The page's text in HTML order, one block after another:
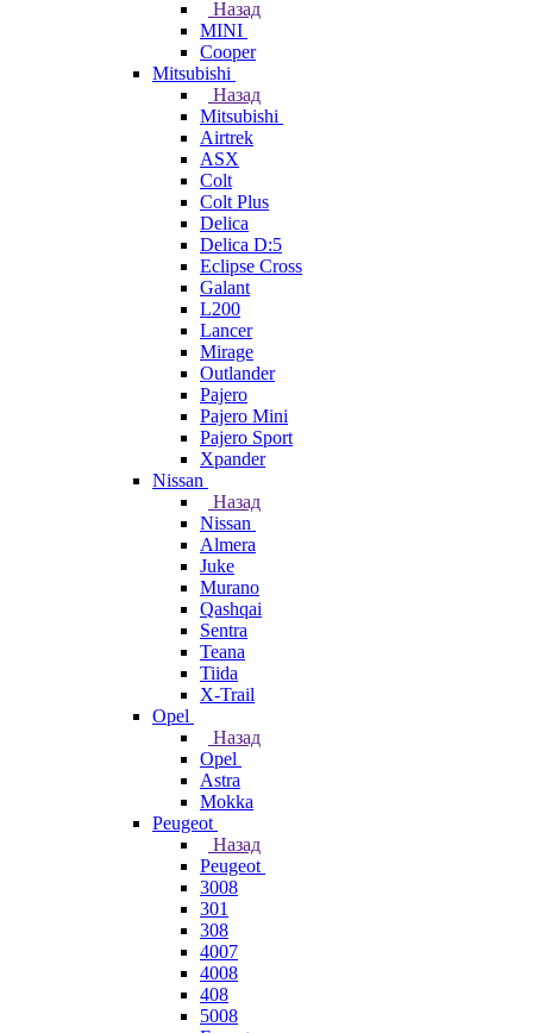
Назад
MINI
Cooper
Mitsubishi
Назад
Mitsubishi
Airtrek
ASX
Colt
Colt Plus
Delica
Delica D:5
Eclipse Cross
Galant
L200
Lancer
Mirage
Outlander
Pajero
Pajero Mini
Pajero Sport
Xpander
Nissan
Назад
Nissan
Almera
Juke
Murano
Qashqai
Sentra
Teana
Tiida
X-Trail
Opel
Назад
Opel
Astra
Mokka
Peugeot
Назад
Peugeot
3008
301
308
4007
4008
408
5008